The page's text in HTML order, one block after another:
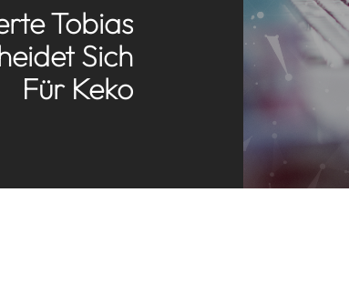
Tobias
Sich
Für Keko